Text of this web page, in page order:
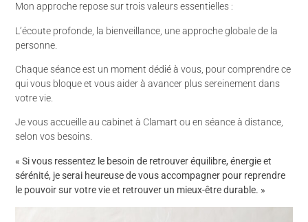
Mon approche repose sur trois valeurs essentielles :
L’écoute profonde, la bienveillance, une approche globale de la
personne.
Chaque séance est un moment dédié à vous, pour comprendre ce
qui vous bloque et vous aider à avancer plus sereinement dans
votre vie.
Je vous accueille au cabinet à Clamart ou en séance à distance,
selon vos besoins.
« Si vous ressentez le besoin de retrouver équilibre, énergie et
sérénité, je serai heureuse de vous accompagner pour reprendre
le pouvoir sur votre vie et retrouver un mieux-être durable. »